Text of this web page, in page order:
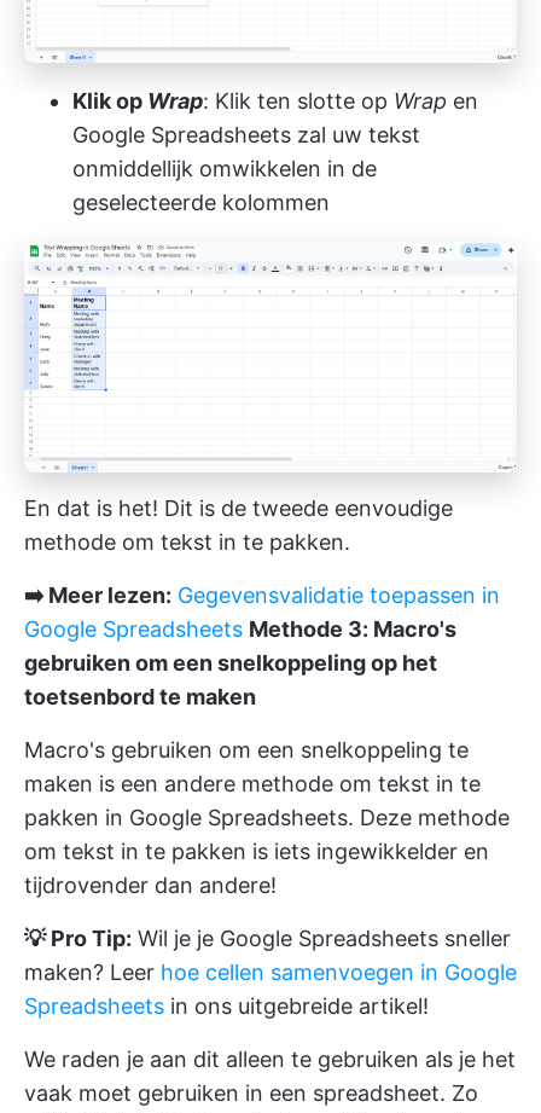
Klik op Wrap: Klik ten slotte op Wrap en
Google Spreadsheets zal uw tekst
onmiddellijk omwikkelen in de
geselecteerde kolommen
En dat is het! Dit is de tweede eenvoudige
methode om tekst in te pakken.
➡️ Meer lezen: Gegevensvalidatie toepassen in
Google Spreadsheets Methode 3: Macro's
gebruiken om een snelkoppeling op het
toetsenbord te maken
Macro's gebruiken om een snelkoppeling te
maken is een andere methode om tekst in te
pakken in Google Spreadsheets. Deze methode
om tekst in te pakken is iets ingewikkelder en
tijdrovender dan andere!
💡 Pro Tip: Wil je je Google Spreadsheets sneller
maken? Leer hoe cellen samenvoegen in Google
Spreadsheets in ons uitgebreide artikel!
We raden je aan dit alleen te gebruiken als je het
vaak moet gebruiken in een spreadsheet. Zo